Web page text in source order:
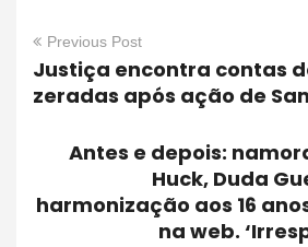
Previous Post
Justiça encontra contas
zeradas após ação de
Antes e depois:
Huck, Duda
harmonização aos 16
na web.